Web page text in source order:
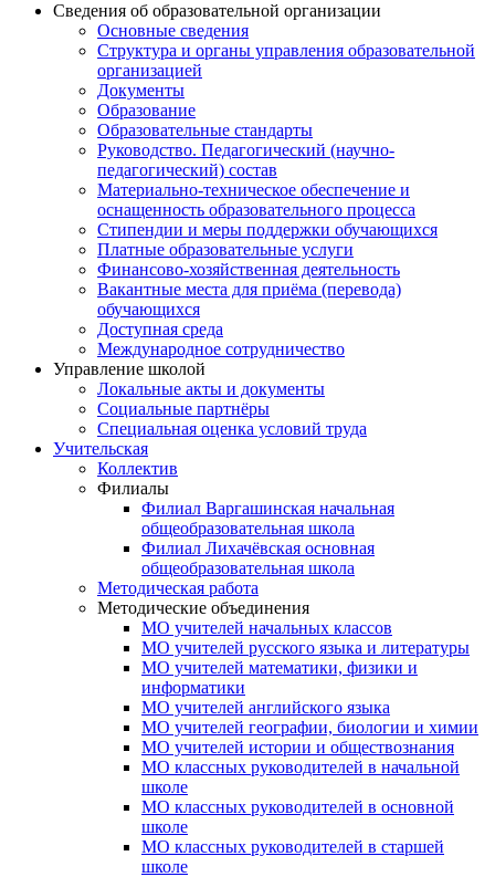
Сведения об образовательной организации
Основные сведения
Структура и органы управления образовательной
организацией
Документы
Образование
Образовательные стандарты
Руководство. Педагогический (научно-
педагогический) состав
Материально-техническое обеспечение и
оснащенность образовательного процесса
Стипендии и меры поддержки обучающихся
Платные образовательные услуги
Финансово-хозяйственная деятельность
Вакантные места для приёма (перевода)
обучающихся
Доступная среда
Международное сотрудничество
Управление школой
Локальные акты и документы
Социальные партнёры
Специальная оценка условий труда
Учительская
Коллектив
Филиалы
Филиал Варгашинская начальная
общеобразовательная школа
Филиал Лихачёвская основная
общеобразовательная школа
Методическая работа
Методические объединения
МО учителей начальных классов
МО учителей русского языка и литературы
МО учителей математики, физики и
информатики
МО учителей английского языка
МО учителей географии, биологии и химии
МО учителей истории и обществознания
МО классных руководителей в начальной
школе
МО классных руководителей в основной
школе
МО классных руководителей в старшей
школе